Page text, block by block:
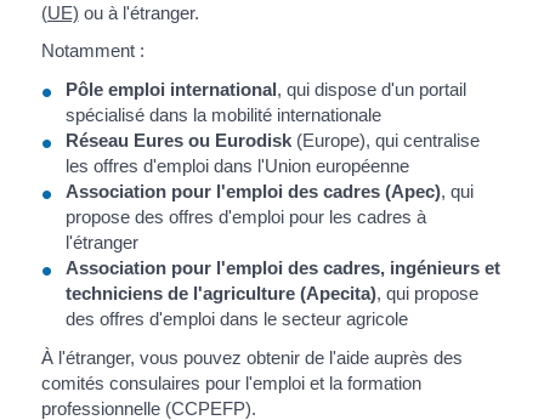
(UE) ou à l'étranger.
Notamment :
Pôle emploi international, qui dispose d'un portail
spécialisé dans la mobilité internationale
Réseau Eures ou Eurodisk(Europe), qui centralise
les offres d'emploi dans l'Union européenne
Association pour l'emploi des cadres (Apec), qui
propose des offres d'emploi pour les cadres à
l'étranger
Association pour l'emploi des cadres, ingénieurs et
techniciens de l'agriculture (Apecita), qui propose
des offres d'emploi dans le secteur agricole
À l'étranger, vous pouvez obtenir de l'aide auprès des
comités consulaires pour l'emploi et la formation
professionnelle (CCPEFP).